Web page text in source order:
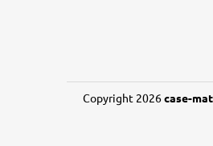
Copyright 2026case-